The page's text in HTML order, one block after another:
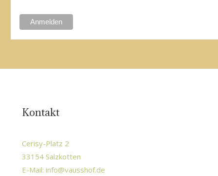
Kontakt
Cerisy-Platz 2
33154 Salzkotten
E-Mail: info@vausshof.de